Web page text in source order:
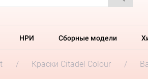
НРИ Сборные модели
Краски Citadel Colour